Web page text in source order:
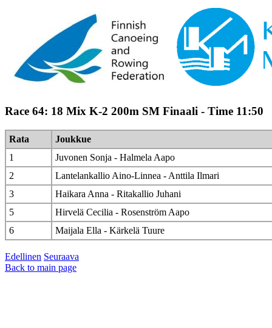
Race 64: 18 Mix K-2 200m SM Finaali - Time 11:50
Rata
Joukkue
1
Juvonen Sonja - Halmela Aapo
2
Lantelankallio Aino-Linnea - Anttila Ilmari
3
Haikara Anna - Ritakallio Juhani
5
Hirvelä Cecilia - Rosenström Aapo
6
Maijala Ella - Kärkelä Tuure
Edellinen Seuraava
Back to main page